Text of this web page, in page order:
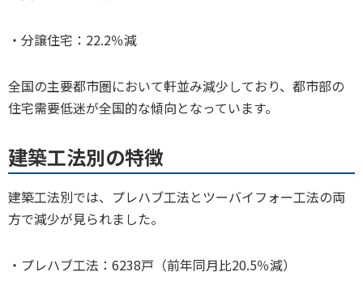
・分譲住宅：22.2％減
全国の主要都市圏において軒並み減少しており、都市部の
住宅需要低迷が全国的な傾向となっています。
建築工法別の特徴
建築工法別では、プレハブ工法とツーバイフォー工法の両
方で減少が見られました。
・プレハブ工法：6238戸（前年同月比20.5％減）